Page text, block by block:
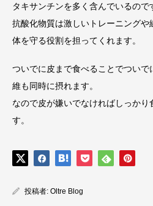
タキサンチンを多く含んでいるので
抗酸化物質は激しいトレーニングや
体を守る役割を担ってくれます。
ついでに皮まで食べることでつい
維も同時に摂れます。
なので皮が嫌いでなければしっかり
す。
投稿者: Oltre Blog